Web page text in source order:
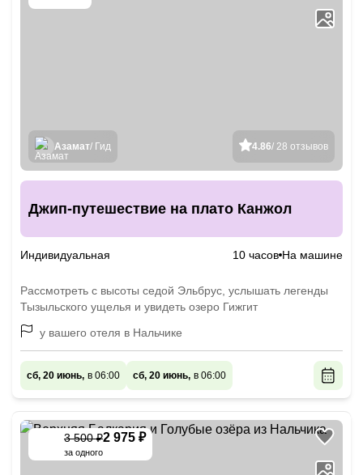
4.86/ 28 отзывов
Азамат/ Гид
Джип-путешествие на плато Канжол
Индивидуальная 10 часов На машине
Рассмотреть с высоты седой Эльбрус, услышать легенды
Тызыльского ущелья и увидеть озеро Гижгит
у вашего отеля в Нальчике
сб, 20 июнь, в 06:00 сб, 20 июнь, в 06:00
3 500 ₽2 975 ₽
за одного